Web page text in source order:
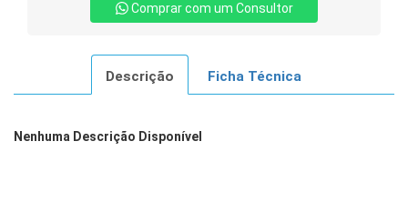
Comprar com um Consultor
Descrição Ficha Técnica
Nenhuma Descrição Disponível